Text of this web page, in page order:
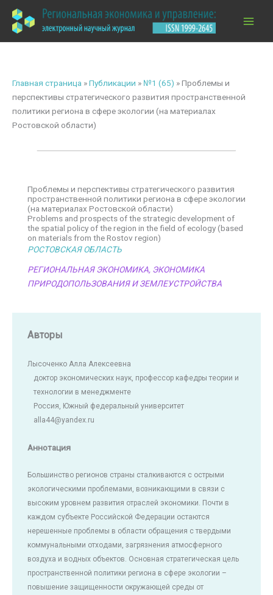
содержимому
Главная страница »Публикации » №1 (65) »Проблемы и
перспективы стратегического развития пространственной
политики региона в сфере экологии (на материалах
Ростовской области)
Проблемы и перспективы стратегического развития
пространственной политики региона в сфере экологии
(на материалах Ростовской области)
Problems and prospects of the strategic development of
the spatial policy of the region in the field of ecology (based
on materials from the Rostov region)
РОСТОВСКАЯ ОБЛАСТЬ
РЕГИОНАЛЬНАЯ ЭКОНОМИКА, ЭКОНОМИКА
ПРИРОДОПОЛЬЗОВАНИЯ И ЗЕМЛЕУСТРОЙСТВА
Авторы
Лысоченко Алла Алексеевна
доктор экономических наук, профессор кафедры теории и
технологии в менеджменте
Россия, Южный федеральный университет
alla44@yandex.ru
Аннотация
Большинство регионов страны сталкиваются с острыми
экологическими проблемами, возникающими в связи с
высоким уровнем развития отраслей экономики. Почти в
каждом субъекте Российской Федерации остаются
нерешенные проблемы в области обращения с твердыми
коммунальными отходами, загрязнения атмосферного
воздуха и водных объектов. Основная стратегическая цель
пространственной политики региона в сфере экологии –
повышение защищенности окружающей среды от